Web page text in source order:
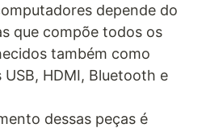
depende do
que compõe todos os
também como
HDMI, Bluetooth e
dessas peças é